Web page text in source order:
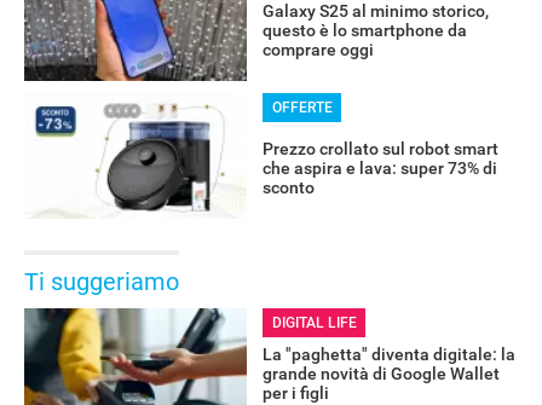
Galaxy S25 al minimo storico,
questo è lo smartphone da
comprare oggi
OFFERTE
Prezzo crollato sul robot smart
che aspira e lava: super 73% di
sconto
Ti suggeriamo
DIGITAL LIFE
La "paghetta" diventa digitale: la
grande novità di Google Wallet
per i figli